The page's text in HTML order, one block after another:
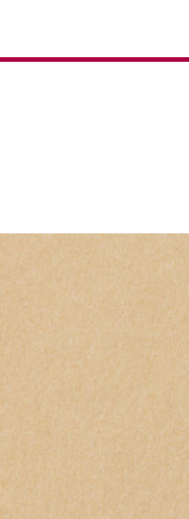
Porte-cartes The Club